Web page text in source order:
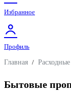
Избранное
Профиль
Главная /
Бытовые